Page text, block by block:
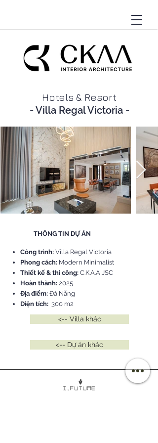
Hotels & Resort
- Villa Regal Victoria -
THÔNG TIN DỰ ÁN
Công trình: Villa Regal Victoria
Phong cách: Modern Minimalist
Thiết kế & thi công: C.K.A.A JSC
Hoàn thành: 2025
Địa điểm: Đà Nẵng
Diện tích: 300 m2
<-- Villa khác
<-- Dự án khác